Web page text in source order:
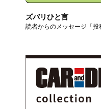
ズバリひと言
読者からのメッセージ「投